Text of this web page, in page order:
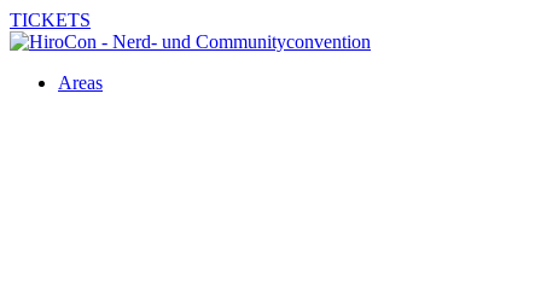
TICKETS
Areas